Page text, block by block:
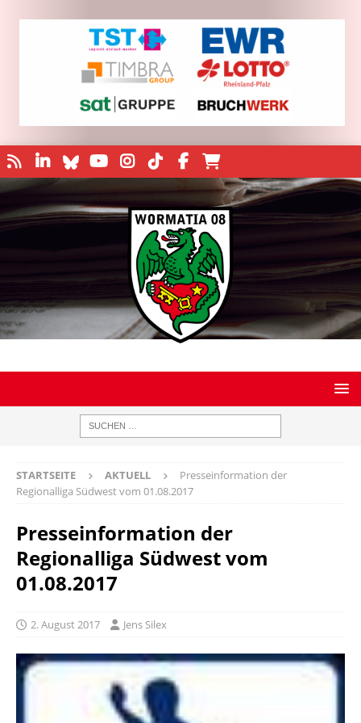
STARTSEITE AKTUELL
Presseinformation der
Regionalliga Südwest vom 01.08.2017
Presseinformation der
Regionalliga Südwest vom
01.08.2017
2. August 2017 Jens Silex